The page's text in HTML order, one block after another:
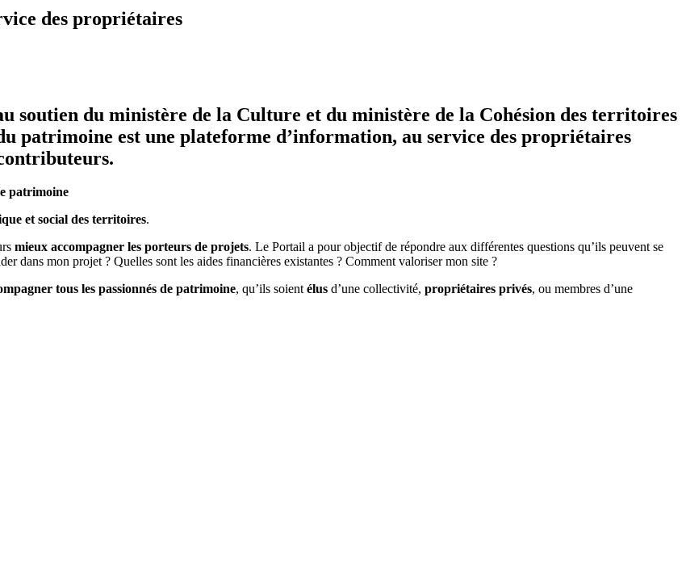
des propriétaires
soutien du ministère de la Culture et du ministère de la Cohésion des territoires
patrimoine est une plateforme d’information, au service des propriétaires
patrimoine
et social des territoires.
mieux accompagner les porteurs de projets. Le Portail a pour objectif de répondre aux différentes questions qu’ils peuvent se
dans mon projet ? Quelles sont les aides financières existantes ? Comment valoriser mon site ?
tous les passionnés de patrimoine, qu’ils soientélus d’une collectivité, propriétaires privés, ou membres d’une